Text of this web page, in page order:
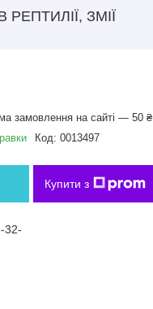
ЗМІЇ
замовлення на сайті — 50 ₴
Код: 0013497
Купити з
32-